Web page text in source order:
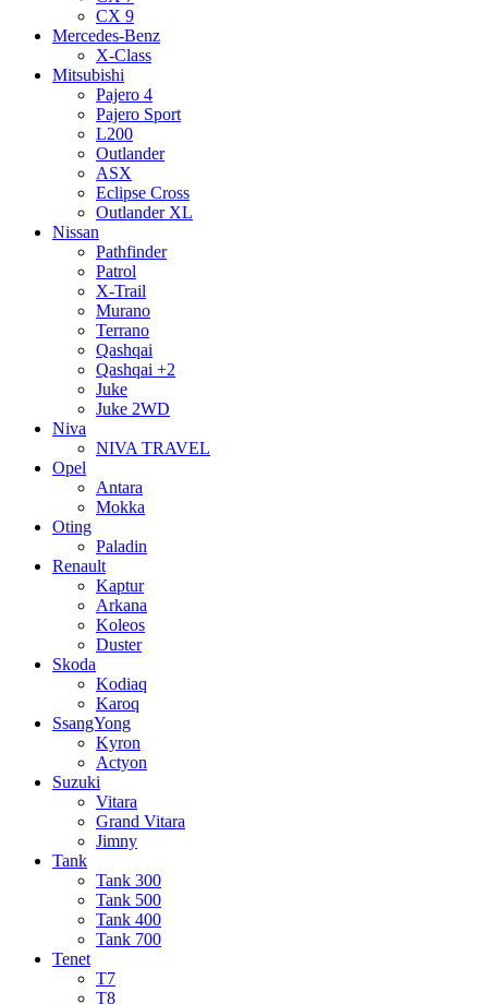
CX 9
Mercedes-Benz
X-Class
Mitsubishi
Pajero 4
Pajero Sport
L200
Outlander
ASX
Eclipse Cross
Outlander XL
Nissan
Pathfinder
Patrol
X-Trail
Murano
Terrano
Qashqai
Qashqai +2
Juke
Juke 2WD
Niva
NIVA TRAVEL
Opel
Antara
Mokka
Oting
Paladin
Renault
Kaptur
Arkana
Koleos
Duster
Skoda
Kodiaq
Karoq
SsangYong
Kyron
Actyon
Suzuki
Vitara
Grand Vitara
Jimny
Tank
Tank 300
Tank 500
Tank 400
Tank 700
Tenet
T7
T8